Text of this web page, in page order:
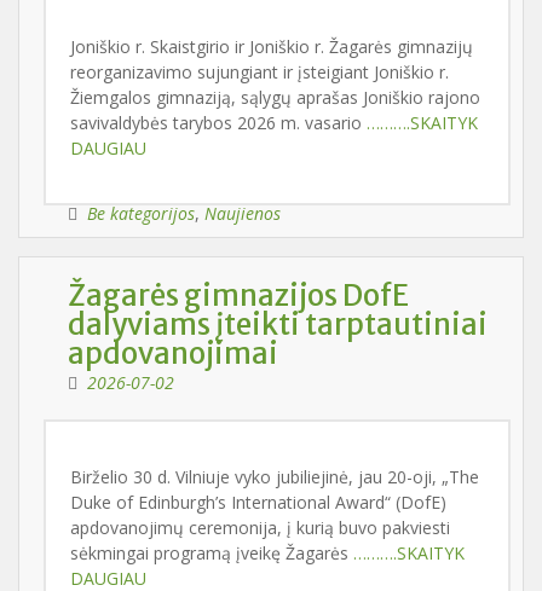
Joniškio r. Skaistgirio ir Joniškio r. Žagarės gimnazijų
reorganizavimo sujungiant ir įsteigiant Joniškio r.
Žiemgalos gimnaziją, sąlygų aprašas Joniškio rajono
savivaldybės tarybos 2026 m. vasario ……….SKAITYK
DAUGIAU
Be kategorijos, Naujienos
Žagarės gimnazijos DofE
dalyviams įteikti tarptautiniai
apdovanojimai
2026-07-02
Birželio 30 d. Vilniuje vyko jubiliejinė, jau 20-oji, „The
Duke of Edinburgh’s International Award“ (DofE)
apdovanojimų ceremonija, į kurią buvo pakviesti
sėkmingai programą įveikę Žagarės ……….SKAITYK
DAUGIAU